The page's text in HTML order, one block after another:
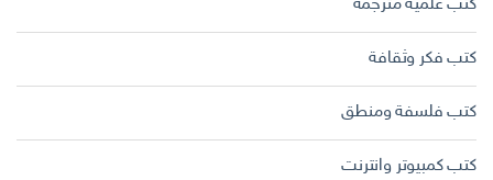
كتب علمية مترجمة
كتب فكر وثقافة
كتب فلسفة ومنطق
كتب كمبيوتر وانترنت